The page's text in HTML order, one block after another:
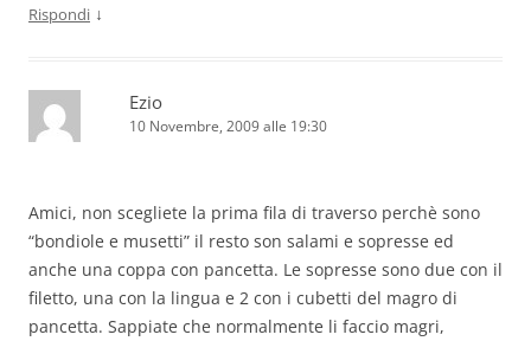
Rispondi ↓
Ezio
10 Novembre, 2009 alle 19:30
Amici, non scegliete la prima fila di traverso perchè sono
“bondiole e musetti” il resto son salami e sopresse ed
anche una coppa con pancetta. Le sopresse sono due con il
filetto, una con la lingua e 2 con i cubetti del magro di
pancetta. Sappiate che normalmente li faccio magri,